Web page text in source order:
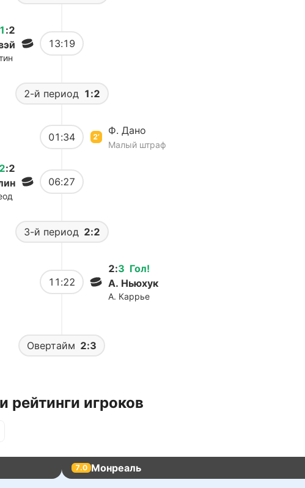
1 :2
13:19
2-й период 1:2
01:34 2’
Ф. Дано
Малый штраф
2:2
06:27
3-й период 2:2
11:22
Гол!
2:3
А. Ньюхук
А. Каррье
Овертайм 2:3
рейтинги игроков
7.0 Монреаль